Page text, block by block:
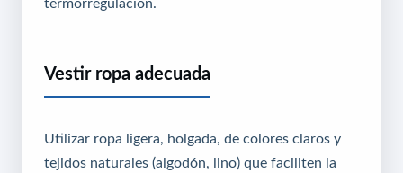
termorregulacion.
Vestir ropa adecuada
Utilizar ropa ligera, holgada, de colores claros y
tejidos naturales (algodón, lino) que faciliten la